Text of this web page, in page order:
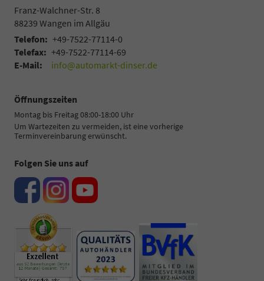
Franz-Walchner-Str. 8
88239 Wangen im Allgäu
Telefon: +49-7522-77114-0
Telefax: +49-7522-77114-69
E-Mail:
info@automarkt-dinser.de
Öffnungszeiten
Montag bis Freitag 08:00-18:00 Uhr
Um Wartezeiten zu vermeiden, ist eine vorherige
Terminvereinbarung erwünscht.
Folgen Sie uns auf